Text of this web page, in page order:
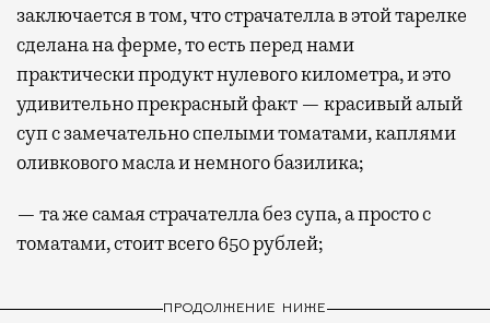
заключается в том, что страчателла в этой тарелке
сделана на ферме, то есть перед нами
практически продукт нулевого километра, и это
удивительно прекрасный факт — красивый алый
суп с замечательно спелыми томатами, каплями
оливкового масла и немного базилика;
— та же самая страчателла без супа, а просто с
томатами, стоит всего 650 рублей;
ПРОДОЛЖЕНИЕ НИЖЕ